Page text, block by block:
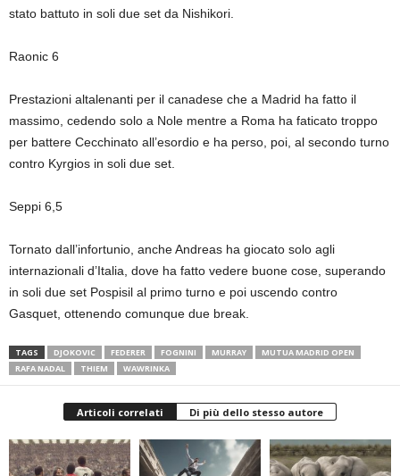
stato battuto in soli due set da Nishikori.
Raonic 6
Prestazioni altalenanti per il canadese che a Madrid ha fatto il
massimo, cedendo solo a Nole mentre a Roma ha faticato troppo
per battere Cecchinato all’esordio e ha perso, poi, al secondo turno
contro Kyrgios in soli due set.
Seppi 6,5
Tornato dall’infortunio, anche Andreas ha giocato solo agli
internazionali d’Italia, dove ha fatto vedere buone cose, superando
in soli due set Pospisil al primo turno e poi uscendo contro
Gasquet, ottenendo comunque due break.
TAGS DJOKOVIC FEDERER FOGNINI MURRAY
MUTUA MADRID OPEN
RAFA NADAL
THIEM WAWRINKA
Articoli correlati Di più dello stesso autore